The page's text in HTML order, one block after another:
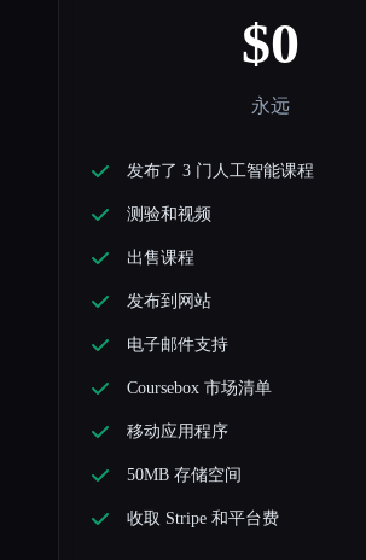
$0
永远
发布了 3 门人工智能课程
测验和视频
出售课程
发布到网站
电子邮件支持
Coursebox 市场清单
移动应用程序
50MB 存储空间
收取 Stripe 和平台费